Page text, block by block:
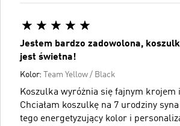
Jestem bardzo zadowolona,
jest świetna!
Kolor: Team Yellow / Black
Koszulka wyróżnia się fajnym krojem
Chciałam koszulkę na 7 urodziny
tego energetyzujący kolor i